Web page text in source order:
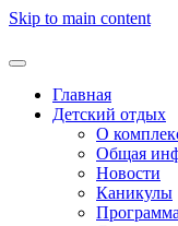
Skip to main content
Главная
Детский отдых
О
Общая
Новости
Каникулы